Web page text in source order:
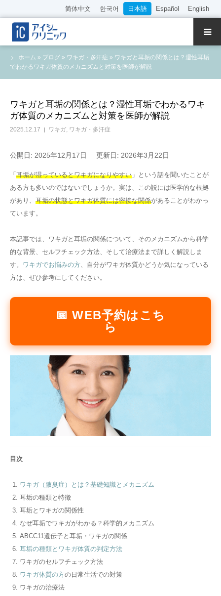
简体中文 한국어 日本語 Español English
ホーム » ブログ » ワキガ・多汗症 » ワキガと耳垢の関係とは？湿性耳垢
でわかるワキガ体質のメカニズムと対策を医師が解説
ワキガと耳垢の関係とは？湿性耳垢でわかるワキ
ガ体質のメカニズムと対策を医師が解説
2025.12.17 ワキガ, ワキガ・多汗症
公開日: 2025年12月17日 更新日: 2026年3月22日
「 耳垢が湿っているとワキガになりやすい 」という話を聞いたことが
ある方も多いのではないでしょうか。実は、この説には医学的な根拠
があり、 耳垢の状態とワキガ体質には密接な関係があることがわかっ
ています。
本記事では、ワキガと耳垢の関係について、そのメカニズムから科学
的な背景、セルフチェック方法、そして治療法まで詳しく解説しま
す。 ワキガでお悩みの方、自分がワキガ体質かどうか気になっている
方は、ぜひ参考にしてください。
📅 WEB予約はこち
ら
目次
ワキガ（腋臭症）とは？基礎知識とメカニズム
耳垢の種類と特徴
耳垢とワキガの関係性
なぜ耳垢でワキガがわかる？科学的メカニズム
ABCC11遺伝子と耳垢・ワキガの関係
耳垢の種類とワキガ体質の判定方法
ワキガのセルフチェック方法
ワキガ体質の方の日常生活での対策
ワキガの治療法
クリニック紹介
診療内容
WEB予約
料金表
採用情報
その他
言語